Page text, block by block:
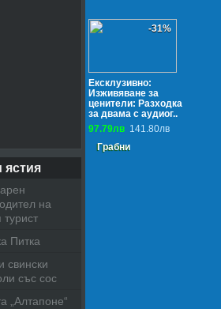
-31%
Ексклузивно:
Изживяване за
ценители: Разходка
за двама с аудиог..
97.79лв 141.80лв
Грабни
ястия
на
Питка
свински
със сос
„Алтапоне“